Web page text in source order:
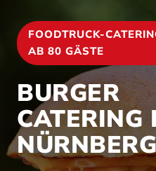
FOODTRUCK-
AB 80 GÄSTE
BURGER
CATERING
NÜRNBERG